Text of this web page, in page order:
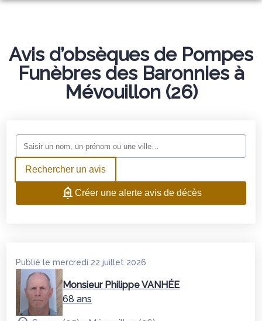
ORGANISER DES OBSÈQUES
PRÉVOIR SES OBSÈQUES
SERVICES AUX FAMILLES
NOTRE CHAMBRE FUNÉRAIRE
ESPACES HOMMAGES
Avis d’obsèques de Pompes
Funèbres des Baronnies à
Mévouillon (26)
Rechercher un avis
Créer une alerte avis de décès
Publié le mercredi 22 juillet 2026
Monsieur Philippe VANHÉE
68 ans